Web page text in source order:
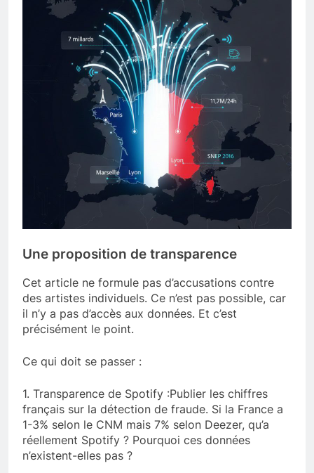
Une proposition de transparence
Cet article ne formule pas d’accusations contre
des artistes individuels. Ce n’est pas possible, car
il n’y a pas d’accès aux données. Et c’est
précisément le point.
Ce qui doit se passer :
1. Transparence de Spotify :Publier les chiffres
français sur la détection de fraude. Si la France a
1-3% selon le CNM mais 7% selon Deezer, qu’a
réellement Spotify ? Pourquoi ces données
n’existent-elles pas ?